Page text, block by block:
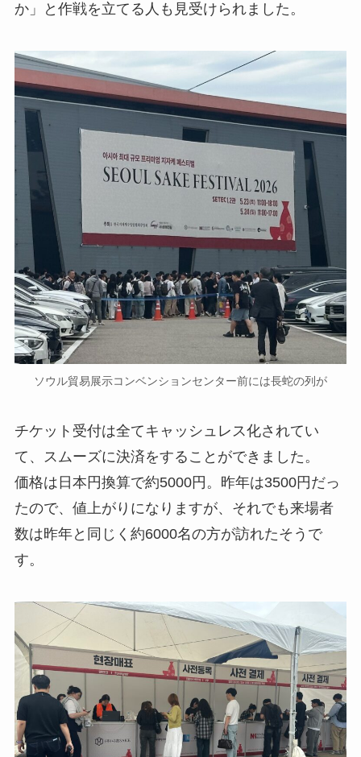
か」と作戦を立てる人も見受けられました。
ソウル貿易展示コンベンションセンター前には長蛇の列が
チケット受付は全てキャッシュレス化されてい
て、スムーズに決済をすることができました。
価格は日本円換算で約5000円。昨年は3500円だっ
たので、値上がりになりますが、それでも来場者
数は昨年と同じく約6000名の方が訪れたそうで
す。